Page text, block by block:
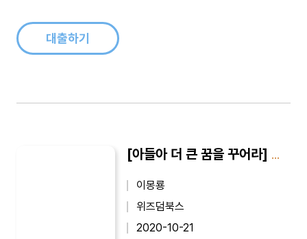
아진다. 좋..대출하기
[아들아 더 큰 꿈을 꾸어라] 아들아 더 큰 꿈을 꾸어라 1
이몽룡
위즈덤북스
2020-10-21